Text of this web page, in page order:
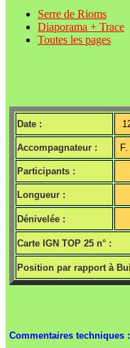
Serre de Rioms
Diaporama + Trace
Toutes les pages
Date :
Accompagnateur :
Participants :
Longueur :
Dénivelée :
Carte IGN TOP 25 n° :
Position par rapport à
Commentaires techniques :